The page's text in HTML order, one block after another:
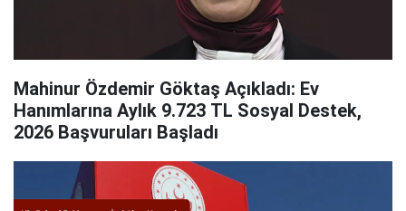
Mahinur Özdemir Göktaş Açıkladı: Ev
Hanımlarına Aylık 9.723 TL Sosyal Destek,
2026 Başvuruları Başladı